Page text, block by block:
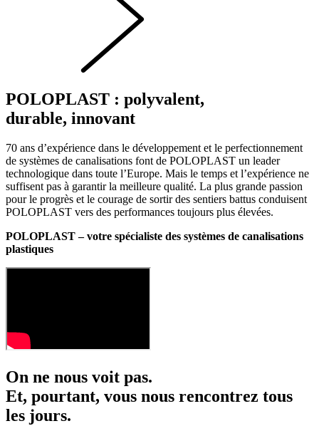
POLOPLAST : polyvalent,
durable, innovant
70 ans d’expérience dans le développement et le perfectionnement
de systèmes de canalisations font de POLOPLAST un leader
technologique dans toute l’Europe. Mais le temps et l’expérience ne
suffisent pas à garantir la meilleure qualité. La plus grande passion
pour le progrès et le courage de sortir des sentiers battus conduisent
POLOPLAST vers des performances toujours plus élevées.
POLOPLAST – votre spécialiste des systèmes de canalisations
plastiques
On ne nous voit pas.
Et, pourtant, vous nous rencontrez tous
les jours.